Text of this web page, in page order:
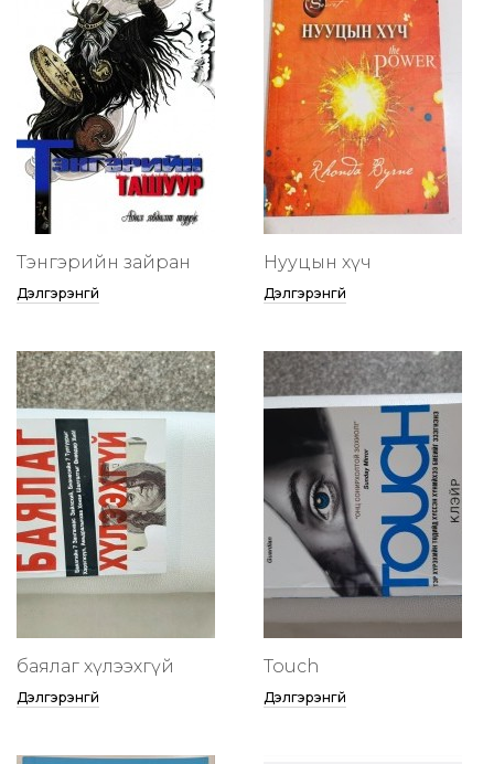
Тэнгэрийн зайран
Дэлгэрэнгүй
Нууцын хүч
Дэлгэрэнгүй
баялаг хүлээхгүй
Дэлгэрэнгүй
Touch
Дэлгэрэнгүй